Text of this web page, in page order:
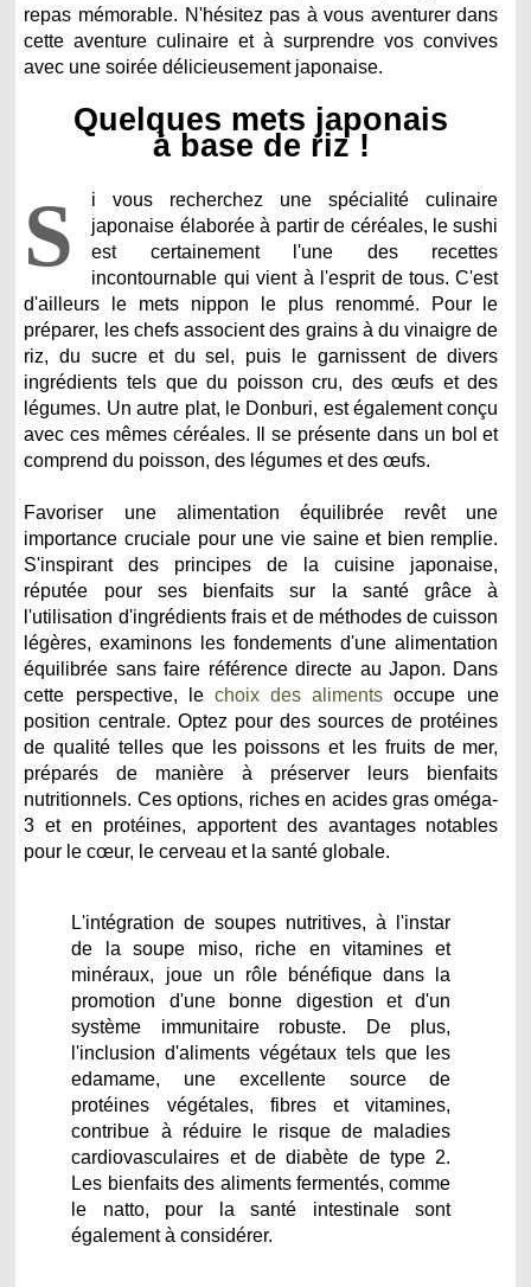
repas mémorable. N'hésitez pas à vous aventurer dans
cette aventure culinaire et à surprendre vos convives
avec une soirée délicieusement japonaise.
Quelques mets japonais
à base de riz !
S
i vous recherchez une spécialité culinaire
japonaise élaborée à partir de céréales, le sushi
est certainement l'une des recettes
incontournable qui vient à l'esprit de tous. C'est
d'ailleurs le mets nippon le plus renommé. Pour le
préparer, les chefs associent des grains à du vinaigre de
riz, du sucre et du sel, puis le garnissent de divers
ingrédients tels que du poisson cru, des œufs et des
légumes. Un autre plat, le Donburi, est également conçu
avec ces mêmes céréales. Il se présente dans un bol et
comprend du poisson, des légumes et des œufs.
Favoriser une alimentation équilibrée revêt une
importance cruciale pour une vie saine et bien remplie.
S'inspirant des principes de la cuisine japonaise,
réputée pour ses bienfaits sur la santé grâce à
l'utilisation d'ingrédients frais et de méthodes de cuisson
légères, examinons les fondements d'une alimentation
équilibrée sans faire référence directe au Japon. Dans
cette perspective, le choix des aliments occupe une
position centrale. Optez pour des sources de protéines
de qualité telles que les poissons et les fruits de mer,
préparés de manière à préserver leurs bienfaits
nutritionnels. Ces options, riches en acides gras oméga-
3 et en protéines, apportent des avantages notables
pour le cœur, le cerveau et la santé globale.
L'intégration de soupes nutritives, à l'instar
de la soupe miso, riche en vitamines et
minéraux, joue un rôle bénéfique dans la
promotion d'une bonne digestion et d'un
système immunitaire robuste. De plus,
l'inclusion d'aliments végétaux tels que les
edamame, une excellente source de
protéines végétales, fibres et vitamines,
contribue à réduire le risque de maladies
cardiovasculaires et de diabète de type 2.
Les bienfaits des aliments fermentés, comme
le natto, pour la santé intestinale sont
également à considérer.